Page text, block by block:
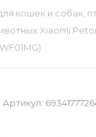
кошек и собак,
Xiaomi
Артикул: